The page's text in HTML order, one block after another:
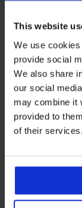
This website
We use
provide social
We also share
our social
may combine it
provided to
of their services.
24,99 €